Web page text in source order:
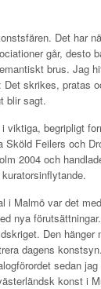
Det har
går, desto
brus. Jag
skrikes, pratas
blir sagt.
begripligt
Feilers och
2004 och
i Malmö var det
nya
Den hänger
dagens
sedan
konst i